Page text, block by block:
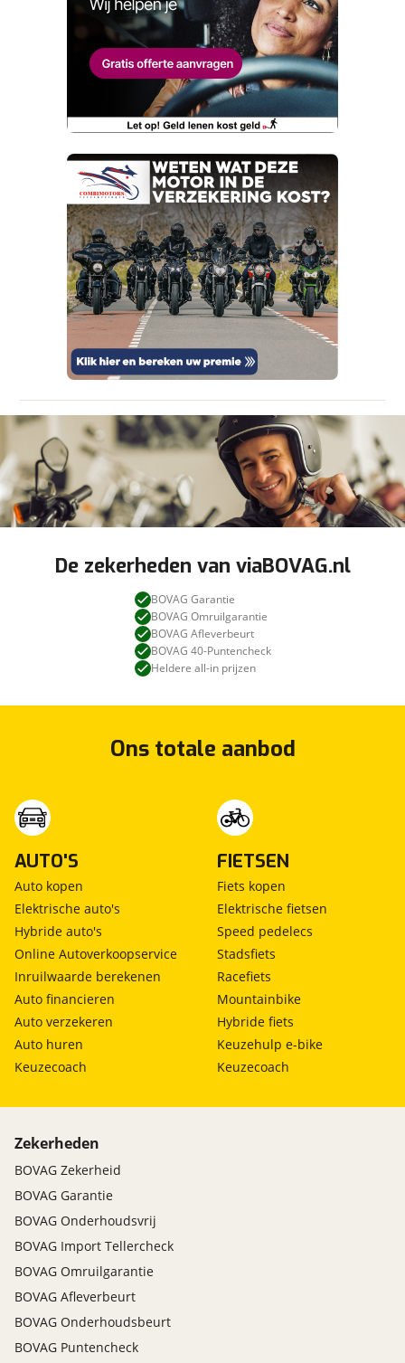
Telefoonnummer (optioneel)
Vraag mijn proefrit aan
om je aanvraag zo goed mogelijk bij de
aanbieder te brengen. Lees hier meer over in
onzeprivacyverklaring .
E-mailadres
Telefoonnummer (optioneel)
Verstuur mijn vraag
viaBOVAG.nl verwerkt je persoonsgegevens
om je aanvraag zo goed mogelijk bij de
aanbieder te brengen. Lees hier meer over in
onzeprivacyverklaring .
Wat is jou opgevallen?
Wat klopt er niet?
Kan je ons nog meer vertellen? (optioneel)
Stuur mijn bevinding door
De zekerheden van viaBOVAG.nl
BOVAG Garantie
BOVAG Omruilgarantie
BOVAG Afleverbeurt
BOVAG 40-Puntencheck
Heldere all-in prijzen
Ons totale aanbod
AUTO'S
Auto kopen
Elektrische auto's
Hybride auto's
Online Autoverkoopservice
Inruilwaarde berekenen
Auto financieren
Auto verzekeren
Auto huren
Keuzecoach
FIETSEN
Fiets kopen
Elektrische fietsen
Speed pedelecs
Stadsfiets
Racefiets
Mountainbike
Hybride fiets
Keuzehulp e-bike
Keuzecoach
Zekerheden
BOVAG Zekerheid
BOVAG Garantie
BOVAG Onderhoudsvrij
BOVAG Import Tellercheck
BOVAG Omruilgarantie
BOVAG Afleverbeurt
BOVAG Onderhoudsbeurt
BOVAG Puntencheck